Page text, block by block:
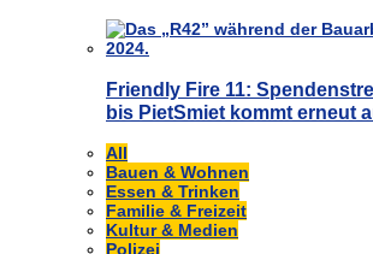
Friendly Fire 11:
bis PietSmiet kommt erneut
All
Bauen & Wohnen
Essen & Trinken
Familie & Freizeit
Kultur & Medien
Polizei